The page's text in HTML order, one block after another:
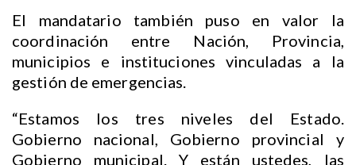
El mandatario también puso en valor la
coordinación entre Nación, Provincia,
municipios e instituciones vinculadas a la
gestión de emergencias.
“Estamos los tres niveles del Estado.
Gobierno nacional, Gobierno provincial y
Gobierno municipal. Y están ustedes, las